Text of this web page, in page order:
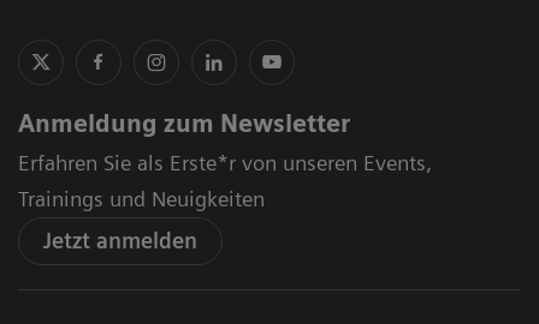
Anmeldung zum Newsletter
Erfahren Sie als Erste*r von unseren Events,
Trainings und Neuigkeiten
Jetzt anmelden